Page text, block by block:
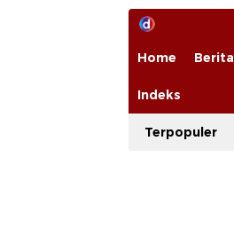
Home Berita
Indeks
Terpopuler